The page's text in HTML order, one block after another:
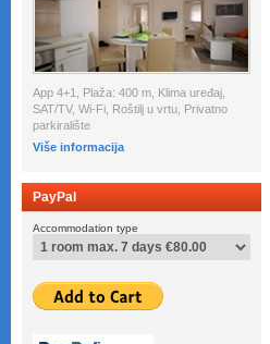
App 4+1, Plaža: 400 m, Klima uređaj,
SAT/TV, Wi-Fi, Roštilj u vrtu, Privatno
parkiralište
Više informacija
PayPal
Accommodation type